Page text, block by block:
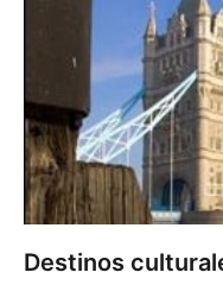
Destinos